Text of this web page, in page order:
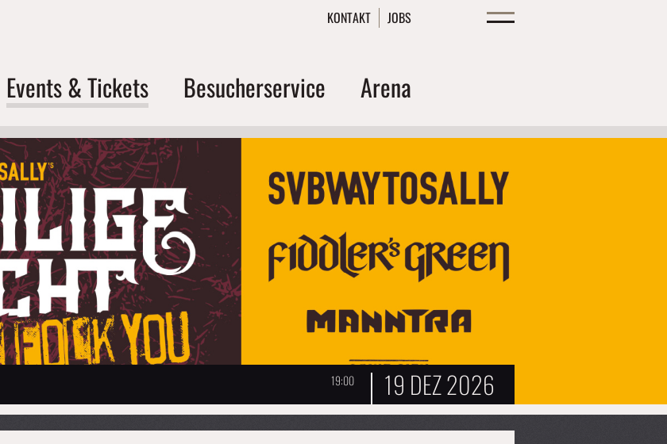
Events & Tickets Besucherservice Arena
KONTAKT JOBS
19:00 19 DEZ 2026